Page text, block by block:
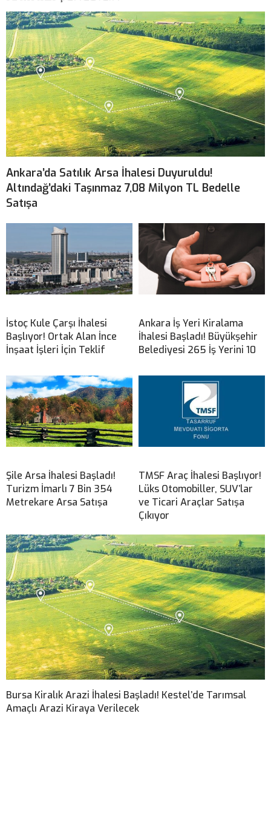
Ankara’da Satılık Arsa İhalesi Duyuruldu!
Altındağ’daki Taşınmaz 7,08 Milyon TL Bedelle
Satışa
İstoç Kule Çarşı İhalesi
Başlıyor! Ortak Alan İnce
İnşaat İşleri İçin Teklif
Ankara İş Yeri Kiralama
İhalesi Başladı! Büyükşehir
Belediyesi 265 İş Yerini 10
Şile Arsa İhalesi Başladı!
Turizm İmarlı 7 Bin 354
Metrekare Arsa Satışa
TMSF Araç İhalesi Başlıyor!
Lüks Otomobiller, SUV’lar
ve Ticari Araçlar Satışa
Çıkıyor
Bursa Kiralık Arazi İhalesi Başladı! Kestel’de Tarımsal
Amaçlı Arazi Kiraya Verilecek